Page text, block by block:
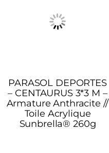
PARASOL DEPORTES
– CENTAURUS 3*3 M –
Armature Anthracite //
Toile Acrylique
Sunbrella® 260g